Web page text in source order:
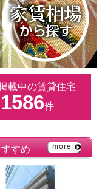
載中の賃貸住宅
1586件
すめ